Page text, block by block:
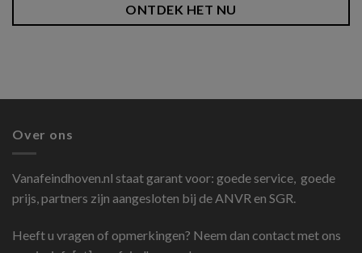
ONTDEK HET NU
Over ons
Vanafeindhoven.nl staat garant voor: goede service, goede
prijs, partners zijn aangesloten bij de ANVR en SGR.
Heeft u vragen of opmerkingen? Neem dan contact met ons